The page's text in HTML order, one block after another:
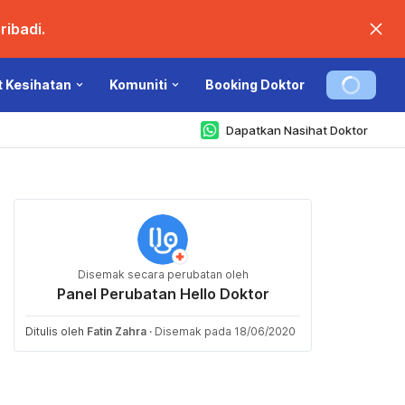
Kesihatan Komuniti Booking Doktor
Dapatkan Nasihat Doktor
Disemak secara perubatan oleh
Panel Perubatan Hello Doktor
Ditulis oleh Fatin Zahra · Disemak pada 18/06/2020